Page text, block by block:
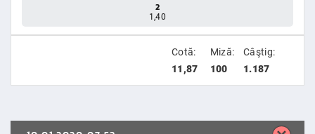
2
1,40
Cotă:
11,87
Miză:
100
Câştig:
1.187